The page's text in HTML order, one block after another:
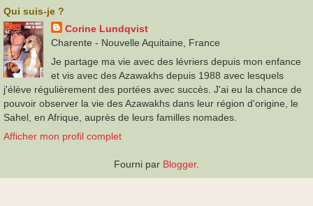
Qui suis-je ?
Corine Lundqvist
Charente - Nouvelle Aquitaine, France
Je partage ma vie avec des lévriers depuis mon enfance
et vis avec des Azawakhs depuis 1988 avec lesquels
j'élève régulièrement des portées avec succès. J'ai eu la chance de
pouvoir observer la vie des Azawakhs dans leur région d'origine, le
Sahel, en Afrique, auprès de leurs familles nomades.
Afficher mon profil complet
Fourni par Blogger.